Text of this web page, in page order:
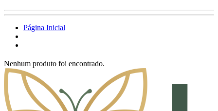
Página Inicial
Nenhum produto foi encontrado.